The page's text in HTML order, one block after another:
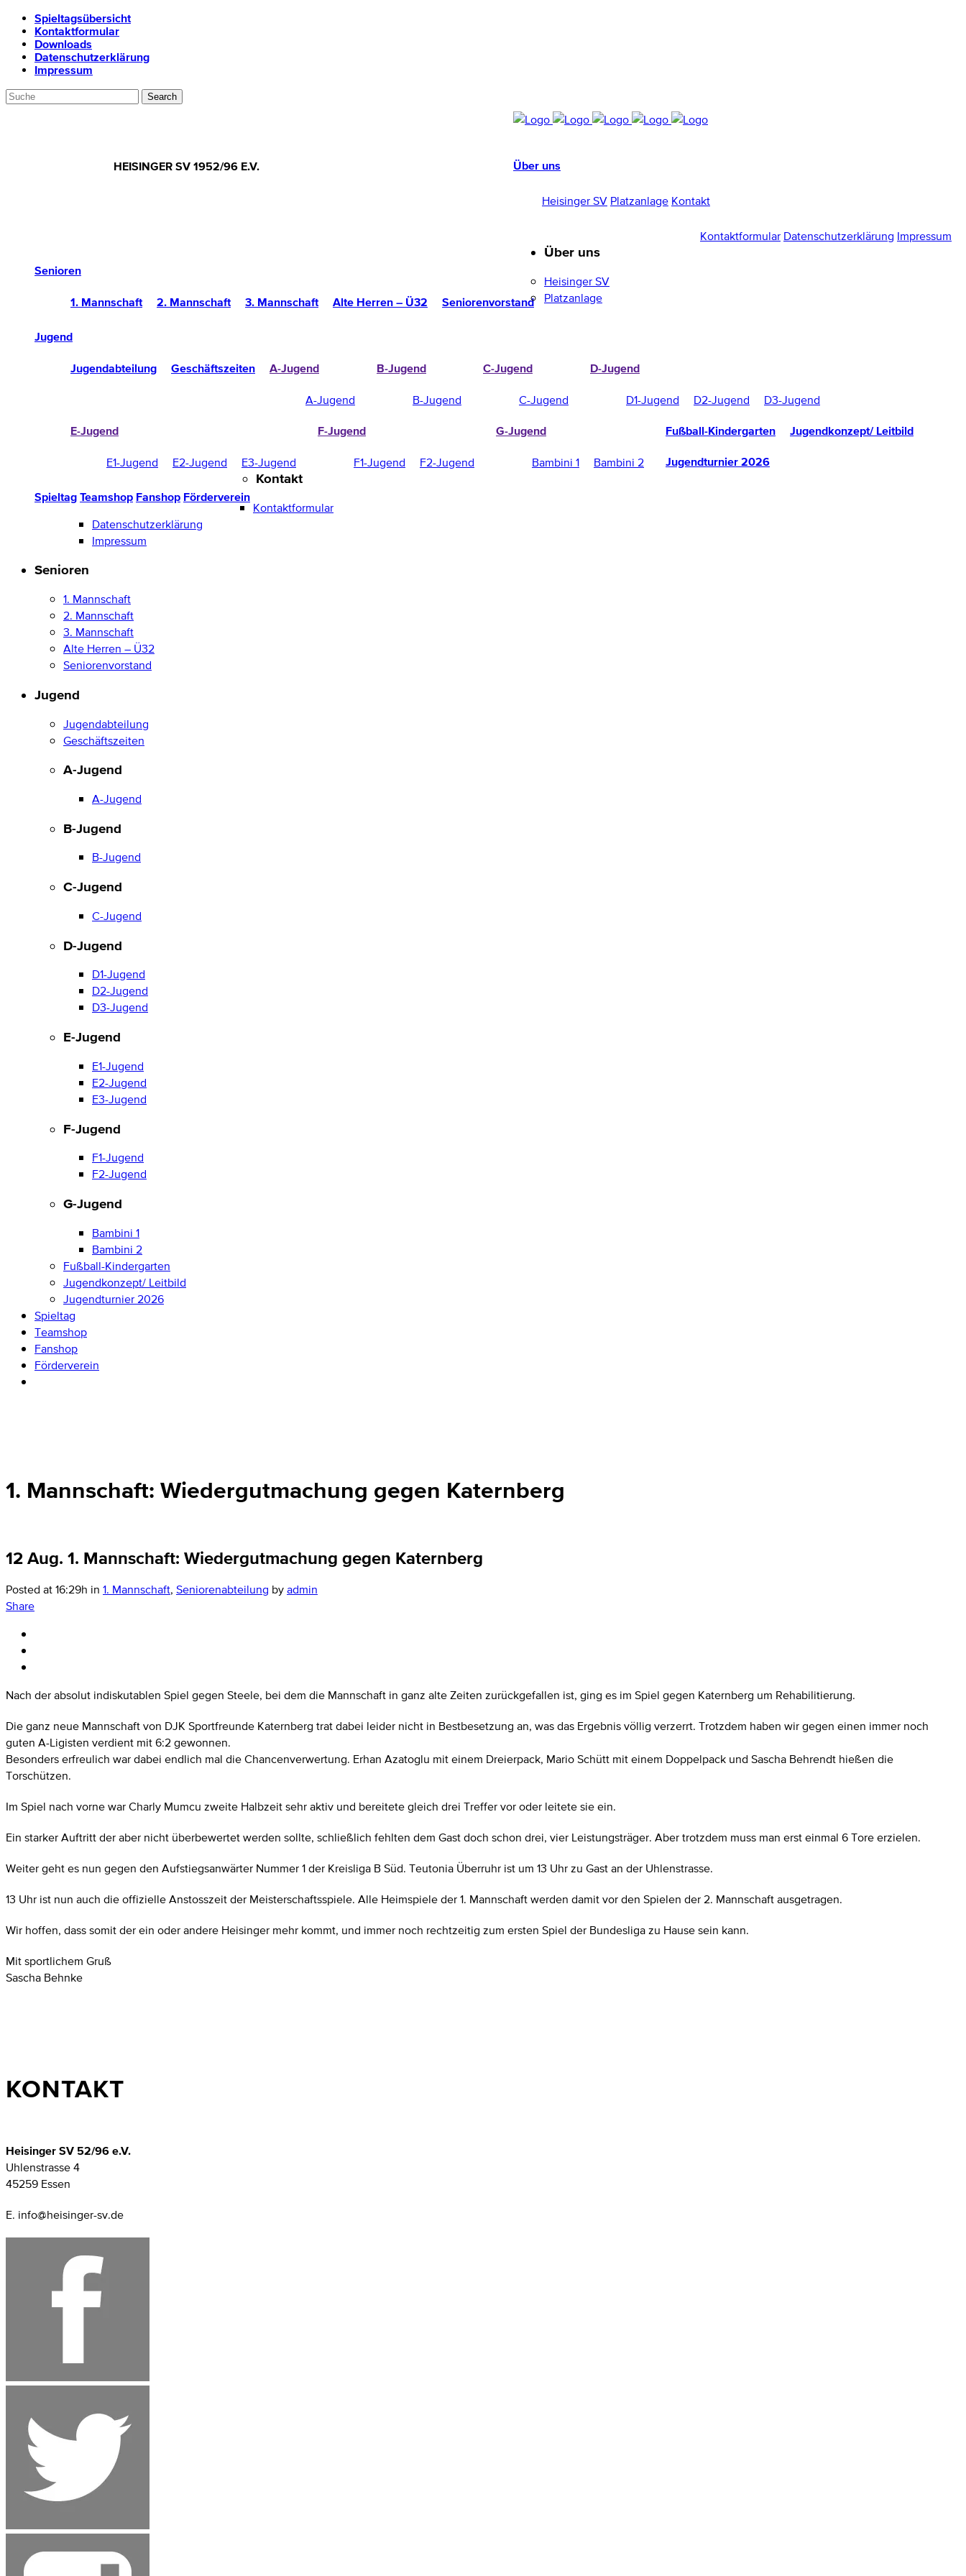
Spieltagsübersicht
Kontaktformular
Downloads
Datenschutzerklärung
Impressum
HEISINGER SV 1952/96 E.V.
Über uns
Heisinger SV Platzanlage Kontakt
Kontaktformular Datenschutzerklärung Impressum
Senioren
1. Mannschaft 2. Mannschaft 3. Mannschaft Alte Herren – Ü32 Seniorenvorstand
Jugend
Jugendabteilung Geschäftszeiten A-Jugend
A-Jugend
B-Jugend
B-Jugend
C-Jugend
C-Jugend
D-Jugend
D1-Jugend D2-Jugend D3-Jugend
E-Jugend
E1-Jugend E2-Jugend E3-Jugend
F-Jugend
F1-Jugend F2-Jugend
G-Jugend
Bambini 1 Bambini 2
Fußball-Kindergarten Jugendkonzept/ Leitbild
Jugendturnier 2026
Spieltag Teamshop Fanshop Förderverein
Über uns
Heisinger SV
Platzanlage
Kontakt
Kontaktformular
Datenschutzerklärung
Impressum
Senioren
1. Mannschaft
2. Mannschaft
3. Mannschaft
Alte Herren – Ü32
Seniorenvorstand
Jugend
Jugendabteilung
Geschäftszeiten
A-Jugend
A-Jugend
B-Jugend
B-Jugend
C-Jugend
C-Jugend
D-Jugend
D1-Jugend
D2-Jugend
D3-Jugend
E-Jugend
E1-Jugend
E2-Jugend
E3-Jugend
F-Jugend
F1-Jugend
F2-Jugend
G-Jugend
Bambini 1
Bambini 2
Fußball-Kindergarten
Jugendkonzept/ Leitbild
Jugendturnier 2026
Spieltag
Teamshop
Fanshop
Förderverein
1. Mannschaft: Wiedergutmachung gegen Katernberg
12 Aug. 1. Mannschaft: Wiedergutmachung gegen Katernberg
Posted at 16:29h in 1. Mannschaft, Seniorenabteilung byadmin
Share
Nach der absolut indiskutablen Spiel gegen Steele, bei dem die Mannschaft in ganz alte Zeiten zurückgefallen ist, ging es im Spiel gegen Katernberg um Rehabilitierung.
Die ganz neue Mannschaft von DJK Sportfreunde Katernberg trat dabei leider nicht in Bestbesetzung an, was das Ergebnis völlig verzerrt. Trotzdem haben wir gegen einen immer noch
guten A-Ligisten verdient mit 6:2 gewonnen.
Besonders erfreulich war dabei endlich mal die Chancenverwertung. Erhan Azatoglu mit einem Dreierpack, Mario Schütt mit einem Doppelpack und Sascha Behrendt hießen die
Torschützen.
Im Spiel nach vorne war Charly Mumcu zweite Halbzeit sehr aktiv und bereitete gleich drei Treffer vor oder leitete sie ein.
Ein starker Auftritt der aber nicht überbewertet werden sollte, schließlich fehlten dem Gast doch schon drei, vier Leistungsträger. Aber trotzdem muss man erst einmal 6 Tore erzielen.
Weiter geht es nun gegen den Aufstiegsanwärter Nummer 1 der Kreisliga B Süd. Teutonia Überruhr ist um 13 Uhr zu Gast an der Uhlenstrasse.
13 Uhr ist nun auch die offizielle Anstosszeit der Meisterschaftsspiele. Alle Heimspiele der 1. Mannschaft werden damit vor den Spielen der 2. Mannschaft ausgetragen.
Wir hoffen, dass somit der ein oder andere Heisinger mehr kommt, und immer noch rechtzeitig zum ersten Spiel der Bundesliga zu Hause sein kann.
Mit sportlichem Gruß
Sascha Behnke
KONTAKT
Heisinger SV 52/96 e.V.
Uhlenstrasse 4
45259 Essen
E. info@heisinger-sv.de